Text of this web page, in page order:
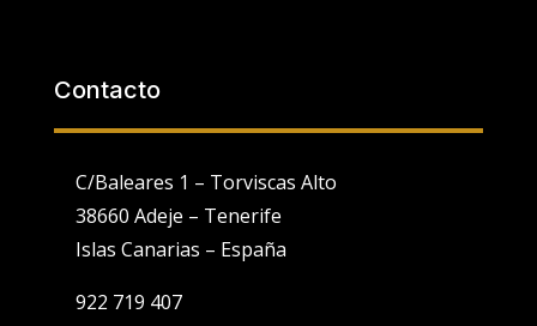
Contacto
C/Baleares 1 – Torviscas Alto
38660 Adeje – Tenerife
Islas Canarias – España
922 719 407